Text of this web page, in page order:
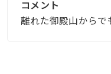
コメント
離れた御殿山からで